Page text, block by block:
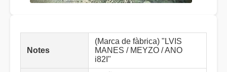
Notes
(Marca de fàbrica) "LVIS
MANES / MEYZO / ANO
i82I"